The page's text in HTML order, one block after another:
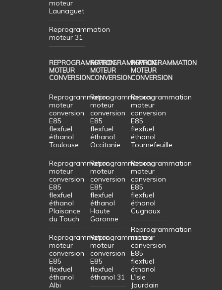
moteur
Launaguet
Reprogrammation
moteur 31
REPROGRAMMATION
MOTEUR
CONVERSION
Reprogrammation
moteur
conversion
E85
flexfuel
éthanol
Toulouse
Reprogrammation
moteur
conversion
E85
flexfuel
éthanol
Plaisance
du Touch
Reprogrammation
moteur
conversion
E85
flexfuel
éthanol
Albi
REPROGRAMMATION
MOTEUR
CONVERSION
Reprogrammation
moteur
conversion
E85
flexfuel
éthanol
Occitanie
Reprogrammation
moteur
conversion
E85
flexfuel
éthanol
Haute
Garonne
Reprogrammation
moteur
conversion
E85
flexfuel
éthanol 31
REPROGRAMMATION
MOTEUR
CONVERSION
Reprogrammation
moteur
conversion
E85
flexfuel
éthanol
Tournefeuille
Reprogrammation
moteur
conversion
E85
flexfuel
éthanol
Cugnaux
Reprogrammation
moteur
conversion
E85
flexfuel
éthanol
L’Isle
Jourdain